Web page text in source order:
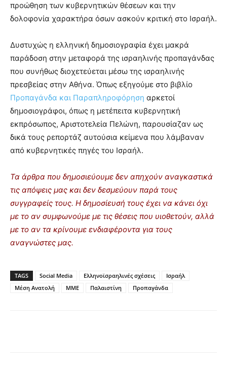
προώθηση των κυβερνητικών θέσεων και την
δολοφονία χαρακτήρα όσων ασκούν κριτική στο Ισραήλ.
Δυστυχώς η ελληνική δημοσιογραφία έχει μακρά
παράδοση στην μεταφορά της ισραηλινής προπαγάνδας
που συνήθως διοχετεύεται μέσω της ισραηλινής
πρεσβείας στην Αθήνα. Όπως εξηγούμε στο βιβλίο
Προπαγάνδα και Παραπληροφόρηση αρκετοί
δημοσιογράφοι, όπως η μετέπειτα κυβερνητική
εκπρόσωπος, Αριστοτελεία Πελώνη, παρουσίαζαν ως
δικά τους ρεπορτάζ αυτούσια κείμενα που λάμβαναν
από κυβερνητικές πηγές του Ισραήλ.
Τα άρθρα που δημοσιεύουμε δεν απηχούν αναγκαστικά
τις απόψεις μας και δεν δεσμεύουν παρά τους
συγγραφείς τους. Η δημοσίευσή τους έχει να κάνει όχι
με το αν συμφωνούμε με τις θέσεις που υιοθετούν, αλλά
με το αν τα κρίνουμε ενδιαφέροντα για τους
αναγνώστες μας.
TAGS Social Media Ελληνοϊσραηλινές σχέσεις
Ισραήλ
Μέση Ανατολή
ΜΜΕ Παλαιστίνη Προπαγάνδα